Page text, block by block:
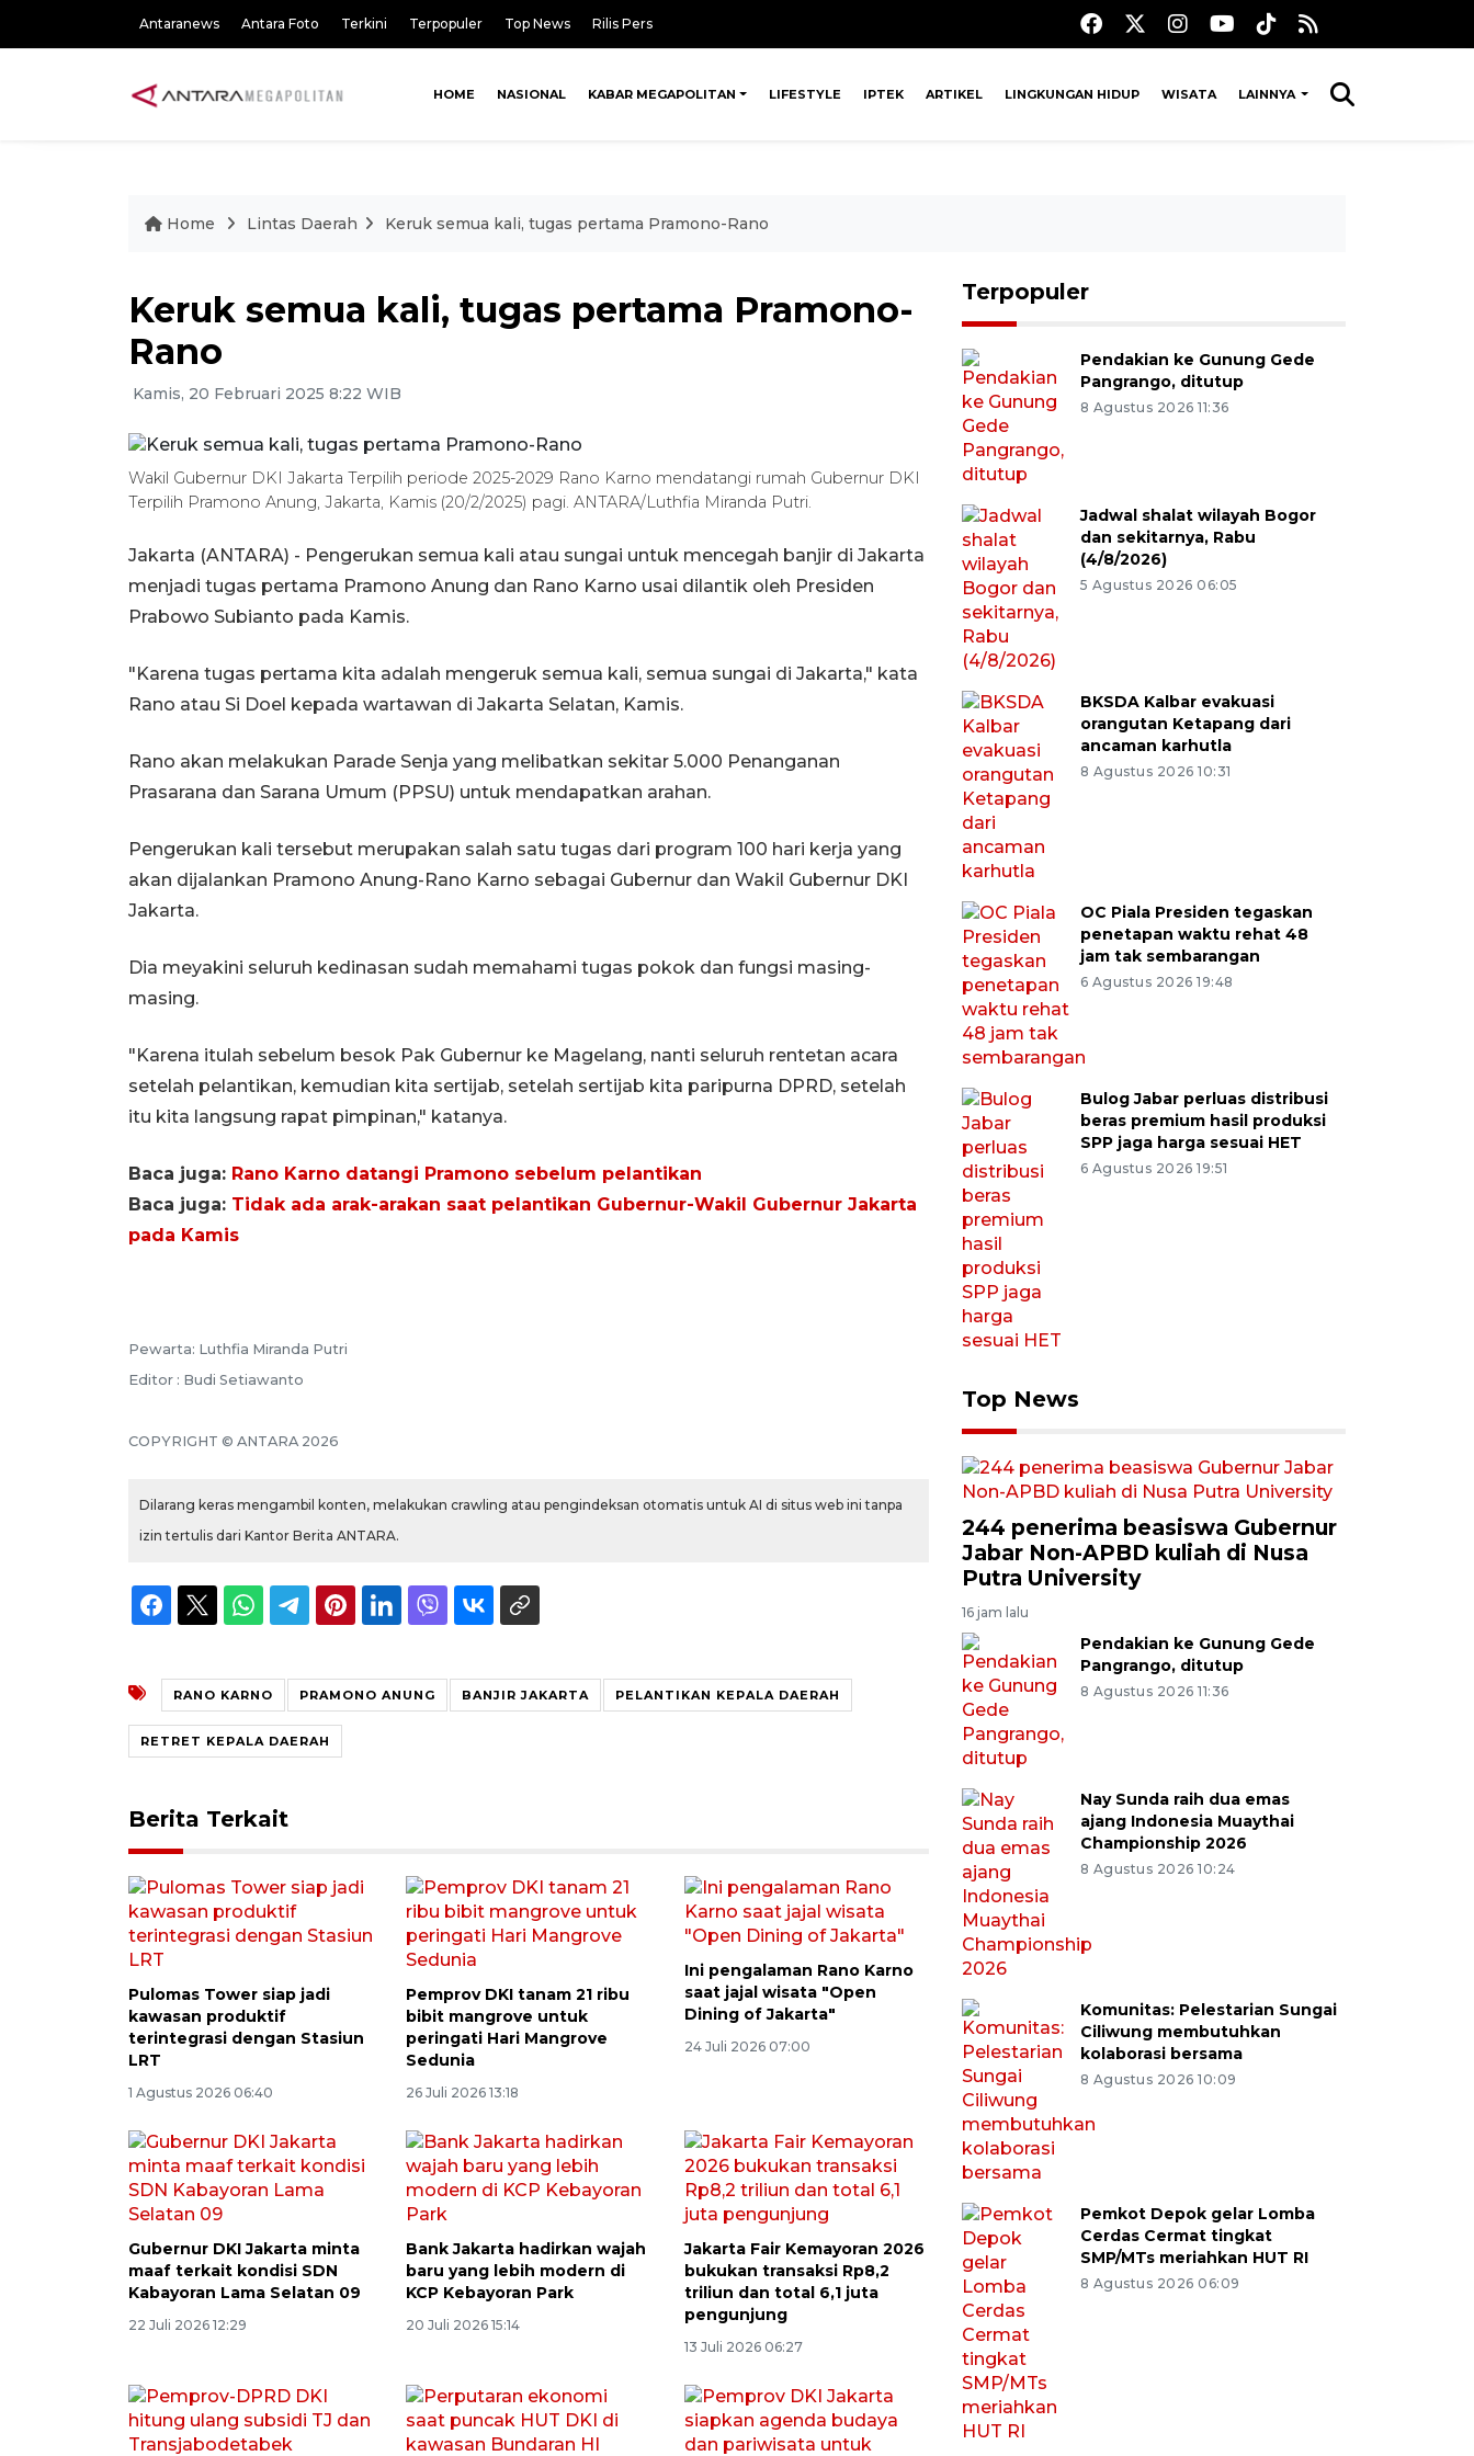
Antaranews Antara Foto Terkini Terpopuler Top News Rilis Pers
HOME NASIONAL KABAR MEGAPOLITAN LIFESTYLE IPTEK ARTIKEL LINGKUNGAN HIDUP WISATA LAINNYA
Home Lintas Daerah Keruk semua kali, tugas pertama Pramono-Rano
Keruk semua kali, tugas pertama Pramono-
Rano
Kamis, 20 Februari 2025 8:22 WIB
Wakil Gubernur DKI Jakarta Terpilih periode 2025-2029 Rano Karno mendatangi rumah Gubernur DKI
Terpilih Pramono Anung, Jakarta, Kamis (20/2/2025) pagi. ANTARA/Luthfia Miranda Putri.
Jakarta (ANTARA) - Pengerukan semua kali atau sungai untuk mencegah banjir di Jakarta
menjadi tugas pertama Pramono Anung dan Rano Karno usai dilantik oleh Presiden
Prabowo Subianto pada Kamis.
"Karena tugas pertama kita adalah mengeruk semua kali, semua sungai di Jakarta," kata
Rano atau Si Doel kepada wartawan di Jakarta Selatan, Kamis.
Rano akan melakukan Parade Senja yang melibatkan sekitar 5.000 Penanganan
Prasarana dan Sarana Umum (PPSU) untuk mendapatkan arahan.
Pengerukan kali tersebut merupakan salah satu tugas dari program 100 hari kerja yang
akan dijalankan Pramono Anung-Rano Karno sebagai Gubernur dan Wakil Gubernur DKI
Jakarta.
Dia meyakini seluruh kedinasan sudah memahami tugas pokok dan fungsi masing-
masing.
"Karena itulah sebelum besok Pak Gubernur ke Magelang, nanti seluruh rentetan acara
setelah pelantikan, kemudian kita sertijab, setelah sertijab kita paripurna DPRD, setelah
itu kita langsung rapat pimpinan," katanya.
Baca juga: Rano Karno datangi Pramono sebelum pelantikan
Baca juga: Tidak ada arak-arakan saat pelantikan Gubernur-Wakil Gubernur Jakarta
pada Kamis
Pewarta: Luthfia Miranda Putri
Editor : Budi Setiawanto
COPYRIGHT © ANTARA 2026
Dilarang keras mengambil konten, melakukan crawling atau pengindeksan otomatis untuk AI di situs web ini tanpa
izin tertulis dari Kantor Berita ANTARA.
RANO KARNO PRAMONO ANUNG BANJIR JAKARTA PELANTIKAN KEPALA DAERAH
RETRET KEPALA DAERAH
Berita Terkait
Pulomas Tower siap jadi
kawasan produktif
terintegrasi dengan Stasiun
LRT
1 Agustus 2026 06:40
Pemprov DKI tanam 21 ribu
bibit mangrove untuk
peringati Hari Mangrove
Sedunia
26 Juli 2026 13:18
Ini pengalaman Rano Karno
saat jajal wisata "Open
Dining of Jakarta"
24 Juli 2026 07:00
Gubernur DKI Jakarta minta
maaf terkait kondisi SDN
Kabayoran Lama Selatan 09
22 Juli 2026 12:29
Bank Jakarta hadirkan wajah
baru yang lebih modern di
KCP Kebayoran Park
20 Juli 2026 15:14
Jakarta Fair Kemayoran 2026
bukukan transaksi Rp8,2
triliun dan total 6,1 juta
pengunjung
13 Juli 2026 06:27
Terpopuler
Pendakian ke Gunung Gede
Pangrango, ditutup
8 Agustus 2026 11:36
Jadwal shalat wilayah Bogor
dan sekitarnya, Rabu
(4/8/2026)
5 Agustus 2026 06:05
BKSDA Kalbar evakuasi
orangutan Ketapang dari
ancaman karhutla
8 Agustus 2026 10:31
OC Piala Presiden tegaskan
penetapan waktu rehat 48
jam tak sembarangan
6 Agustus 2026 19:48
Bulog Jabar perluas distribusi
beras premium hasil produksi
SPP jaga harga sesuai HET
6 Agustus 2026 19:51
Top News
244 penerima beasiswa Gubernur
Jabar Non-APBD kuliah di Nusa
Putra University
16 jam lalu
Pendakian ke Gunung Gede
Pangrango, ditutup
8 Agustus 2026 11:36
Nay Sunda raih dua emas
ajang Indonesia Muaythai
Championship 2026
8 Agustus 2026 10:24
Komunitas: Pelestarian Sungai
Ciliwung membutuhkan
kolaborasi bersama
8 Agustus 2026 10:09
Pemkot Depok gelar Lomba
Cerdas Cermat tingkat
SMP/MTs meriahkan HUT RI
8 Agustus 2026 06:09